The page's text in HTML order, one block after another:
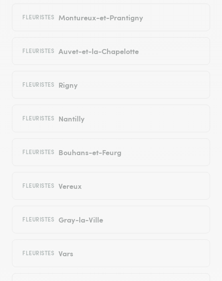
FLEURISTES Montureux-et-Prantigny
FLEURISTES Auvet-et-la-Chapelotte
FLEURISTES Rigny
FLEURISTES Nantilly
FLEURISTES Bouhans-et-Feurg
FLEURISTES Vereux
FLEURISTES Gray-la-Ville
FLEURISTES Vars